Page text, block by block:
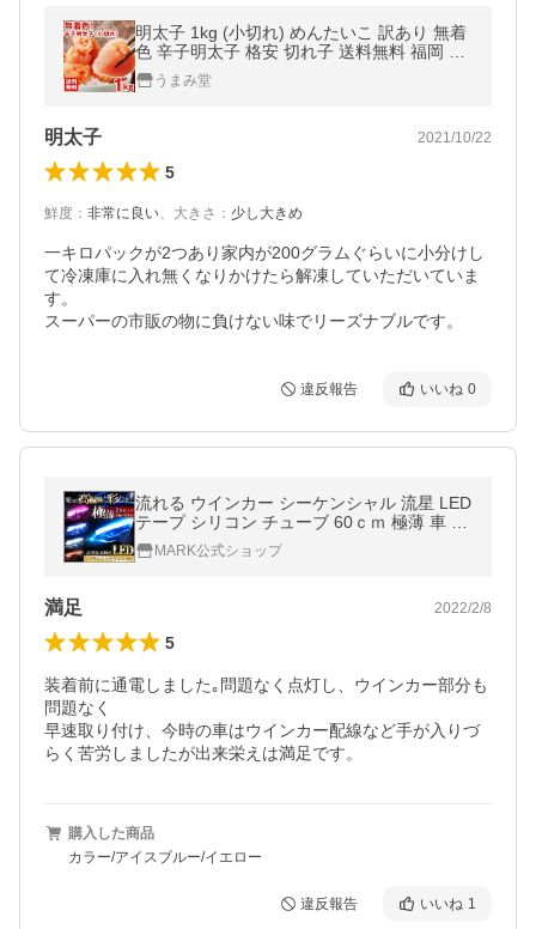
明太子 1kg (小切れ) めんたいこ 訳あり 無着
色 辛子明太子 格安 切れ子 送料無料 福岡 博
多 グルメ ギフト ご飯のお供 大容量 うま味
訳あり食品 爆買 [冷凍]
うまみ堂
明太子 2021/10/22
5
鮮度 ： 非常に良い、 大きさ ： 少し大きめ
一キロパックが2つあり家内が200グラムぐらいに小分けし
て冷凍庫に入れ無くなりかけたら解凍していただいていま
す。
スーパーの市販の物に負けない味でリーズナブルです。
違反報告 いいね 0
流れる ウインカー シーケンシャル 流星 LED
テープ シリコン チューブ 60ｃｍ 極薄 車 ポ
ジション ランプ ライト 2本セット 車検 ウィ
ンカー z o
MARK公式ショップ
満足 2022/2/8
5
装着前に通電しました｡問題なく点灯し、ウインカー部分も
問題なく
早速取り付け、今時の車はウインカー配線など手が入りづ
らく苦労しましたが出来栄えは満足です。
購入した商品
カラー/アイスブルー/イエロー
違反報告 いいね 1